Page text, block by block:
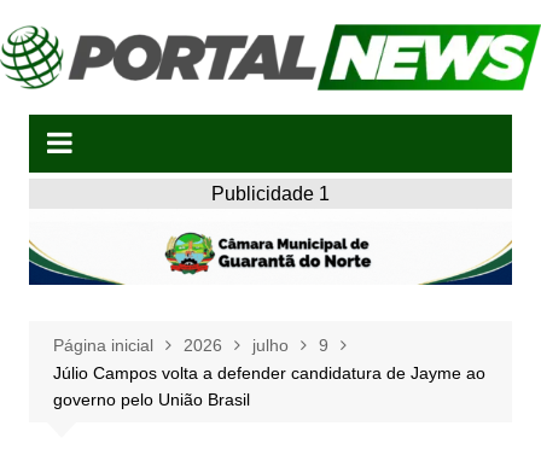
para
o
Publicidade 1
Página inicial 2026 julho
9
Júlio Campos volta a defender candidatura de Jayme ao
governo pelo União Brasil